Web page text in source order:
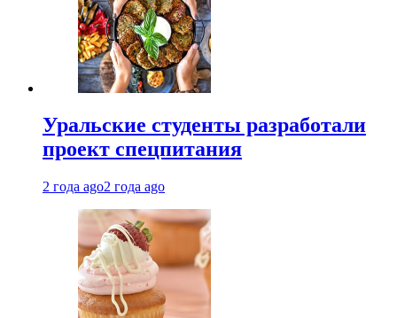
Уральские студенты разработали
проект спецпитания
2 года ago2 года ago